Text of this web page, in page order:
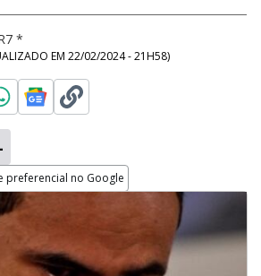
*
EM 22/02/2024 - 21H58)
preferencial no Google